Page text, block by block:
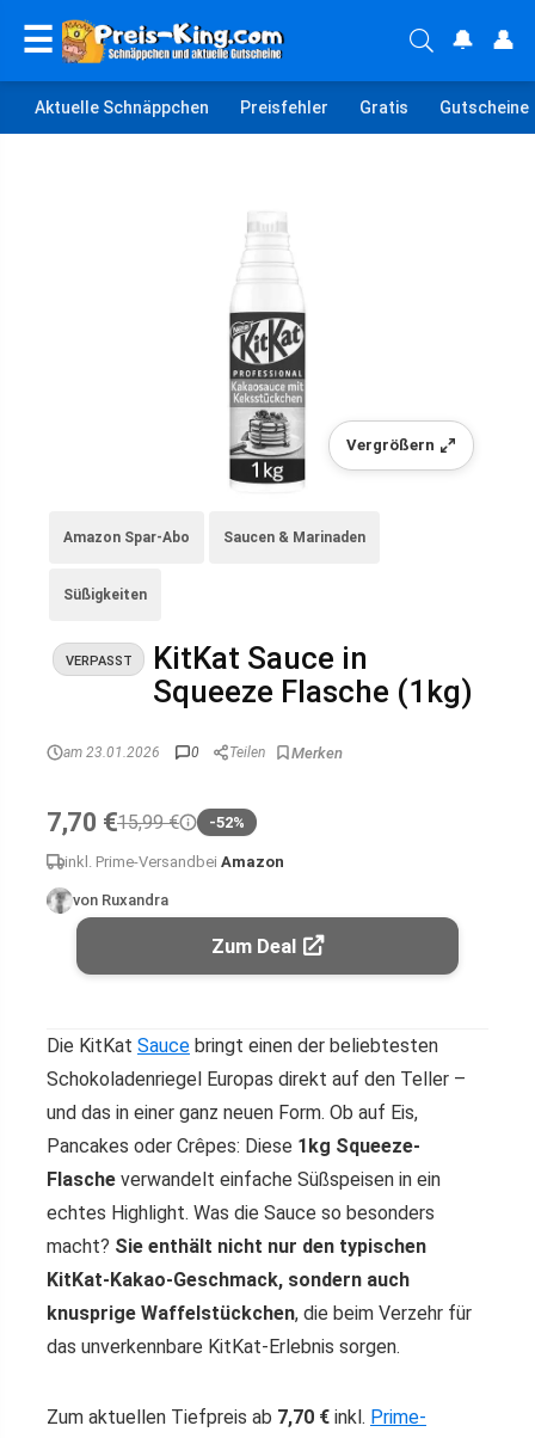
☰ 🔔 👤
Aktuelle Schnäppchen Preisfehler Gratis Gutscheine
Vergrößern
Amazon Spar-Abo Saucen & Marinaden
Süßigkeiten
VERPASST
KitKat Sauce in
Squeeze Flasche (1kg)
am 23.01.2026 0 Teilen
7,70 €15,99 € -52%
inkl. Prime-Versand bei Amazon
von Ruxandra
Zum Deal
Die KitKat Sauce bringt einen der beliebtesten
Schokoladenriegel Europas direkt auf den Teller –
und das in einer ganz neuen Form. Ob auf Eis,
Pancakes oder Crêpes: Diese 1kg Squeeze-
Flasche verwandelt einfache Süßspeisen in ein
echtes Highlight. Was die Sauce so besonders
macht? Sie enthält nicht nur den typischen
KitKat-Kakao-Geschmack, sondern auch
knusprige Waffelstückchen, die beim Verzehr für
das unverkennbare KitKat-Erlebnis sorgen.
Zum aktuellen Tiefpreis ab 7,70 € inkl. Prime-